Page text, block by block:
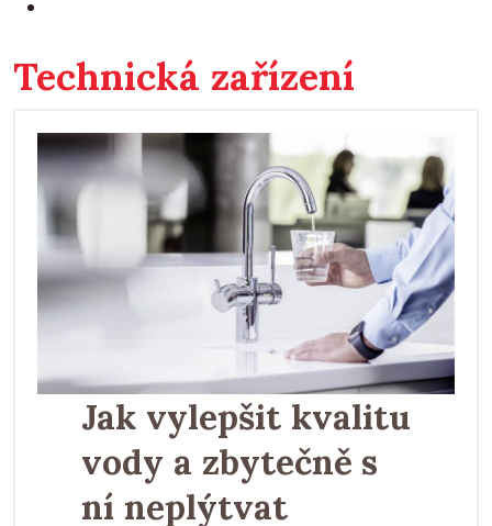
Technická zařízení
Jak vylepšit kvalitu
vody a zbytečně s
ní neplýtvat